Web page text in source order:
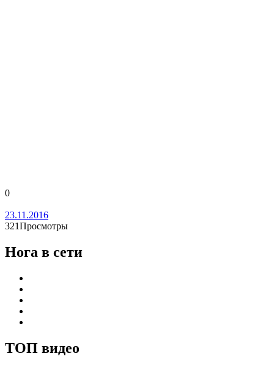
0
23.11.2016
321Просмотры
Нога в сети
ТОП видео